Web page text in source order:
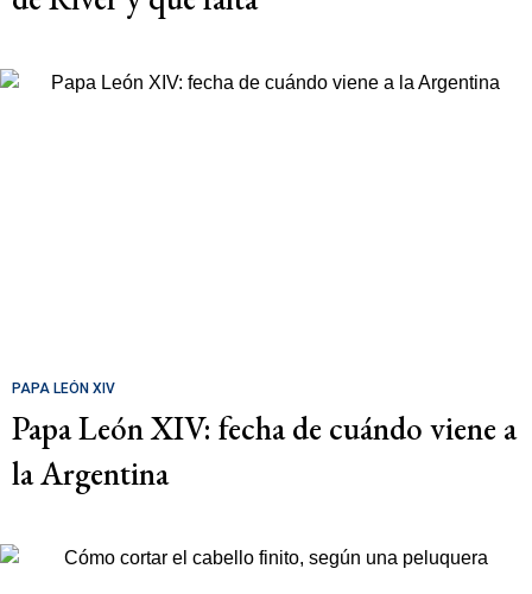
PAPA LEÓN XIV
Papa León XIV: fecha de cuándo viene a
la Argentina